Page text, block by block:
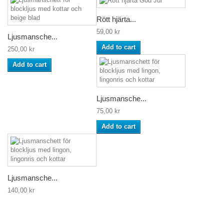
Ljusmansche...
250,00 kr
Add to cart
Rött hjärta...
59,00 kr
Add to cart
Ljusmansche...
75,00 kr
Add to cart
Ljusmansche...
140,00 kr